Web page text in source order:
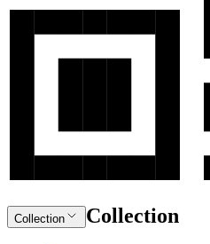
Collection Collection